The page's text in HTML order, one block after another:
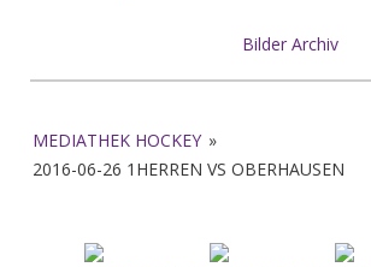
Bilder Archiv
MEDIATHEK HOCKEY »
2016-06-26 1HERREN VS OBERHAUSEN